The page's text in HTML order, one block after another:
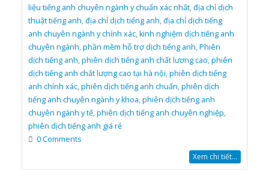
liệu tiếng anh chuyên ngành y chuẩn xác nhất,địa chỉ dịch
thuật tiếng anh,địa chỉ dịch tiếng anh,địa chỉ dịch tiếng
anh chuyên ngành y chính xác,kinh nghiệm dịch tiếng anh
chuyên ngành,phần mềm hỗ trợ dịch tiếng anh,Phiên
dịch tiếng anh,phiên dịch tiếng anh chất lương cao,phiên
dịch tiếng anh chất lượng cao tại hà nội,phiên dịch tiếng
anh chính xác,phiên dịch tiếng anh chuẩn,phiên dịch
tiếng anh chuyên ngành y khoa,phiên dịch tiếng anh
chuyên ngành y tế,phiên dịch tiếng anh chuyên nghiệp,
phiên dịch tiếng anh giá rẻ
0 Comments
Xem chi tiết...